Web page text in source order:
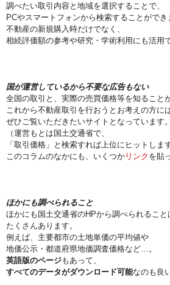
調べたい取引内容と地域を選択することで、
PCやスマートフォンから検索することができ
不動産の新規購入時だけでなく、
相続評価額の参考や研究・学術利用にも活用
国が運営しているから不要な広告もない
全国の取引と、実際の売買価格等を知ること
これから不動産取引を行おうとお考えの方には
ぜひご覧いただきたいサイトとなっています。
（運営もとは国土交通省で、
「取引価格」と検索すれば上位にヒットしま
このコラムのなかにも、いくつか リンク を貼
ほかにも調べられること
ほかにも国土交通省のHPから調べられること
たくさんあります。
例えば、主要都市の土地単価の平均値や
地価公示・都道府県地価調査価格など…。
英語版のページもあって、
すべてのデータがダウンロード可能なのも良